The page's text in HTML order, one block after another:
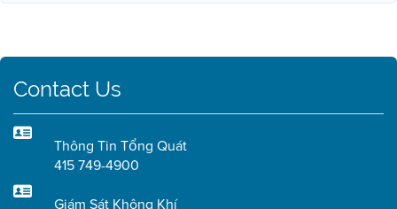
Contact Us
Thông Tin Tổng Quát
415 749-4900
Giám Sát Không Khí